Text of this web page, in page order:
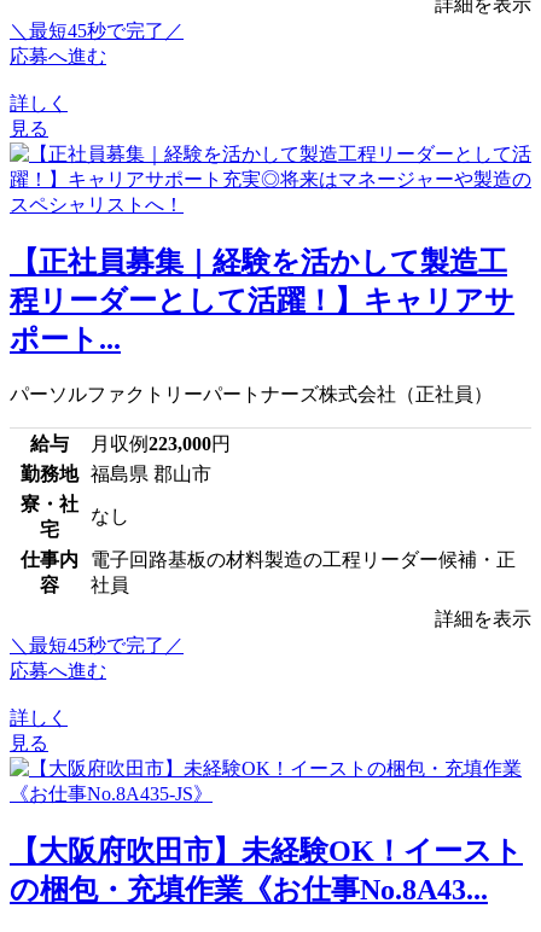
＼最短45秒で完了／
応募へ進む
詳しく
見る
【正社員募集｜経験を活かして製造工
程リーダーとして活躍！】キャリアサ
ポート...
パーソルファクトリーパートナーズ株式会社（正社員）
給与 月収例223,000円
勤務地 福島県 郡山市
寮・社
宅
なし
仕事内
容
電子回路基板の材料製造の工程リーダー候補・正
社員
詳細を表示
＼最短45秒で完了／
応募へ進む
詳しく
見る
【大阪府吹田市】未経験OK！イースト
の梱包・充填作業《お仕事No.8A43...